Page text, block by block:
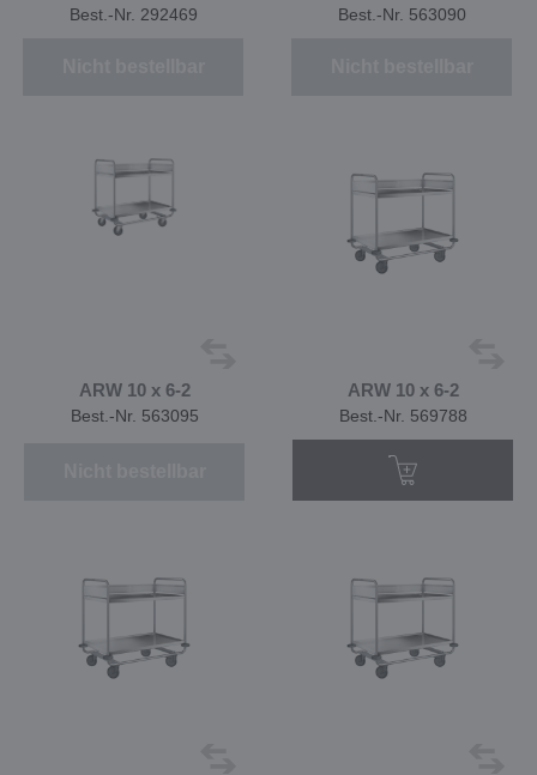
Best.-Nr. 292469 Best.-Nr. 563090
ARW 10 x 6-2
Best.-Nr. 563095
ARW 10 x 6-2
Best.-Nr. 569788